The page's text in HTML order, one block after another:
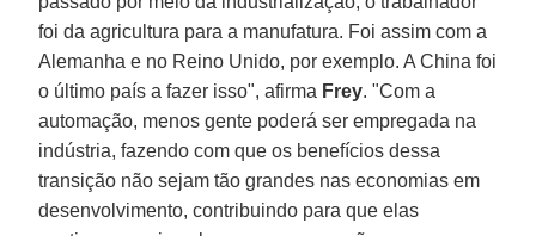
foi da agricultura para a manufatura. Foi assim com a
Alemanha e no Reino Unido, por exemplo. A China foi
o último país a fazer isso", afirma Frey. "Com a
automação, menos gente poderá ser empregada na
indústria, fazendo com que os benefícios dessa
transição não sejam tão grandes nas economias em
desenvolvimento, contribuindo para que elas